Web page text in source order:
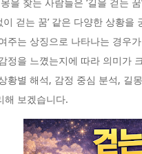
을 찾는 사람들은 ‘길을 걷는 꿈
이 걷는 꿈’ 같은 다양한 상황
주는 상징으로 나타나는 경우
정을 느꼈는지에 따라 의미가
황별 해석, 감정 중심 분석, 길
해 보겠습니다.